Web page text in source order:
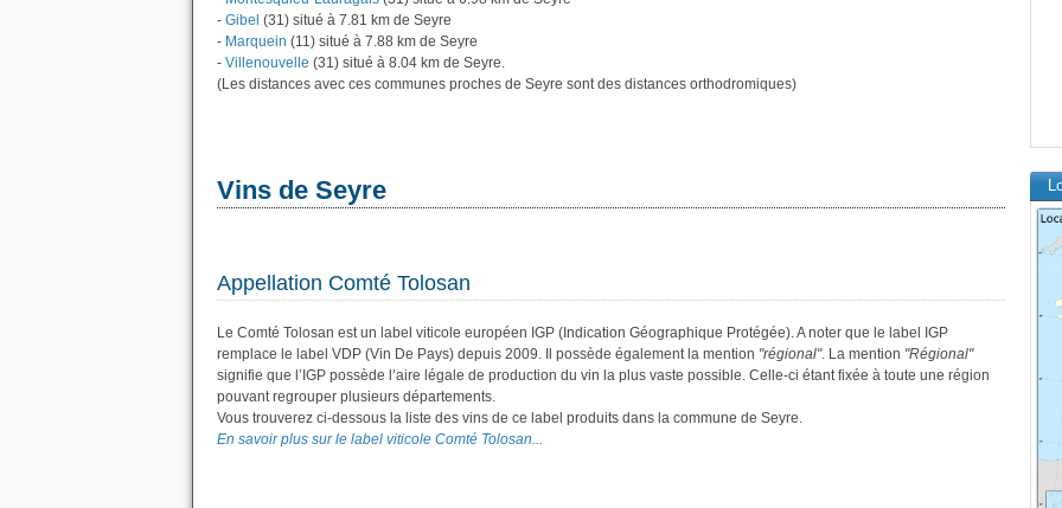
- Gibel (31) situé à 7.81 km de Seyre
- Marquein (11) situé à 7.88 km de Seyre
- Villenouvelle (31) situé à 8.04 km de Seyre.
(Les distances avec ces communes proches de Seyre sont des distances orthodromiques)
Vins de Seyre
Appellation Comté Tolosan
Le Comté Tolosan est un label viticole européen IGP (Indication Géographique Protégée). A noter que le label IGP
remplace le label VDP (Vin De Pays) depuis 2009. Il possède également la mention "régional". La mention "Régional"
signifie que l’IGP possède l’aire légale de production du vin la plus vaste possible. Celle-ci étant fixée à toute une région
pouvant regrouper plusieurs départements.
Vous trouverez ci-dessous la liste des vins de ce label produits dans la commune de Seyre.
En savoir plus sur le label viticole Comté Tolosan...